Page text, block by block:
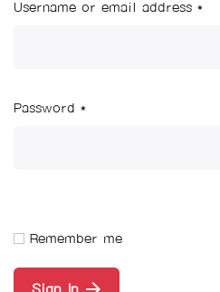
Username or email address *
Password *
Remember me
Sign In